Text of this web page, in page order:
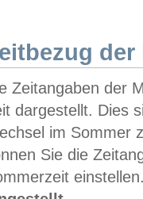
der
Zeitangaben der
dargestellt. Dies
im Sommer
Sie die